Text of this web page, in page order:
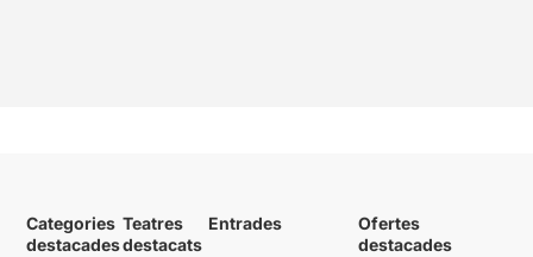
Categories
destacades
Teatres
destacats
Entrades
Ofertes
destacades